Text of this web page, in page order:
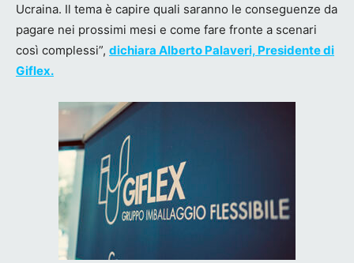
Ucraina. Il tema è capire quali saranno le conseguenze da
pagare nei prossimi mesi e come fare fronte a scenari
così complessi”, dichiara Alberto Palaveri, Presidente di
Giflex.